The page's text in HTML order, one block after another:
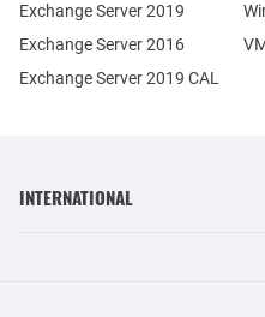
Exchange Server 2019
Exchange Server 2016
Exchange Server 2019 CAL
INTERNATIONAL